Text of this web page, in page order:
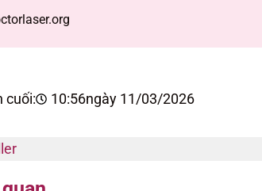
cuối: 10:56ngày 11/03/2026